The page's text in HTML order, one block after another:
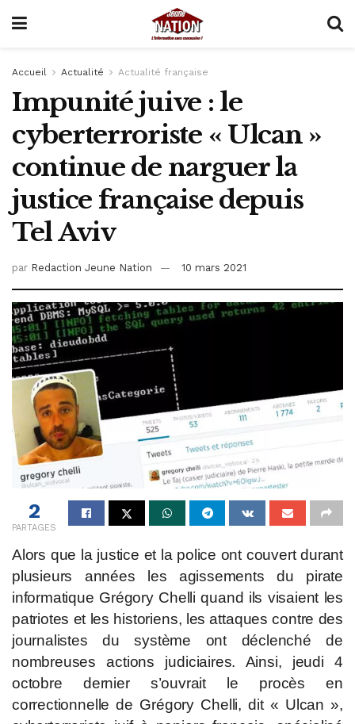
Accueil Actualité Actualité française
Impunité juive : le
cyberterroriste « Ulcan »
continue de narguer la
justice française depuis
Tel Aviv
par Redaction Jeune Nation 10 mars 2021
2
PARTAGES
Alors que la justice et la police ont couvert durant
plusieurs années les agissements du pirate
informatique Grégory Chelli quand ils visaient les
patriotes et les historiens, les attaques contre des
journalistes du système ont déclenché de
nombreuses actions judiciaires. Ainsi, jeudi 4
octobre dernier s’ouvrait le procès en
correctionnelle de Grégory Chelli, dit « Ulcan »,